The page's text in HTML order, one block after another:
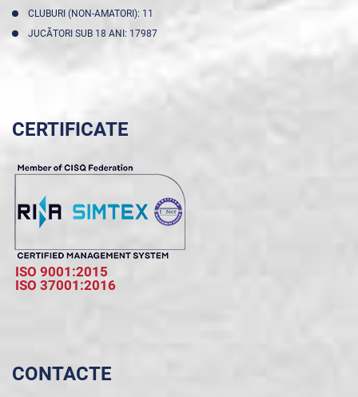
CLUBURI (NON-AMATORI): 11
JUCĂTORI SUB 18 ANI: 17987
CERTIFICATE
ISO 9001:2015
ISO 37001:2016
CONTACTE